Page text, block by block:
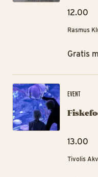
12.00
Rasmus
Gratis
EVENT
13.00
Tivolis